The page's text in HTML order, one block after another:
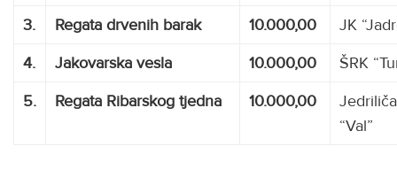
3. Regata drvenih barak 10.000,00
JK
4.
Jakovarska vesla 10.000,00
ŠRK
5.
Regata Ribarskog tjedna 10.000,00
“Val”